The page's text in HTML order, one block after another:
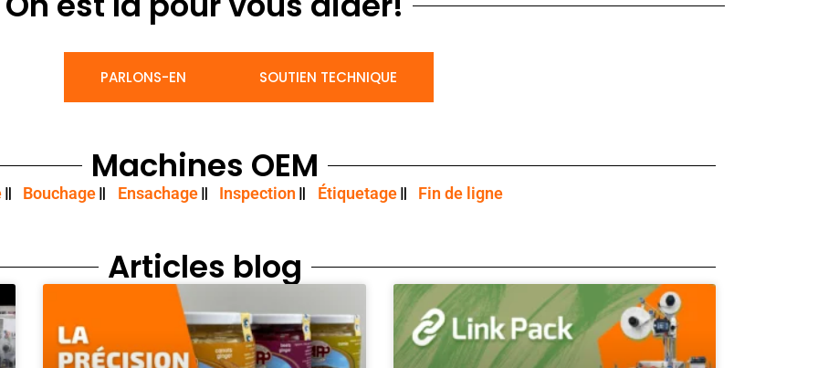
SOUTIEN TECHNIQUE
PARLONS-EN
Machines OEM
Bouchage Ensachage Inspection Étiquetage Fin de ligne
Articles blog